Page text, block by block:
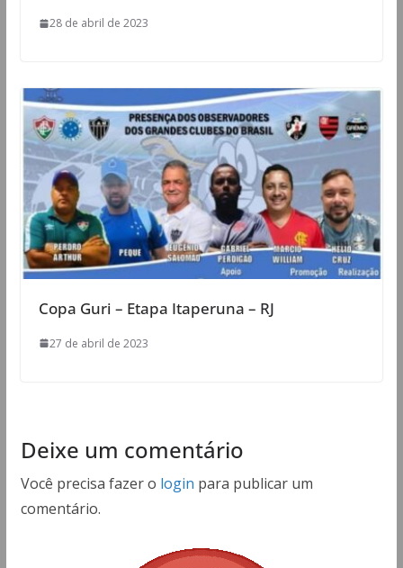
28 de abril de 2023
Copa Guri – Etapa Itaperuna – RJ
27 de abril de 2023
Deixe um comentário
Você precisa fazer o login para publicar um
comentário.